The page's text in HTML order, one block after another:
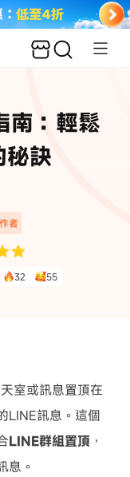
南：輕鬆
秘訣
者
32 55
室或訊息置頂在
LINE訊息。這個
LINE群組置頂 ，
息。